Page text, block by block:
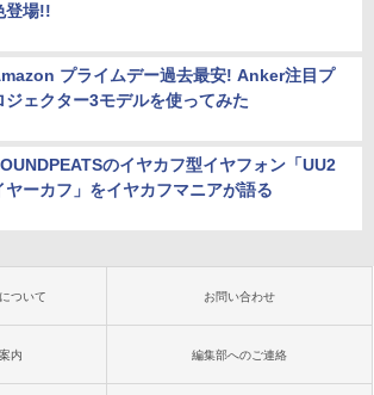
登場!!
プライムデー過去最安! Anker注目プ
ジェクター3モデルを使ってみた
のイヤカフ型イヤフォン「UU2
ヤーカフ」をイヤカフマニアが語る
ついて お問い合わせ
内 編集部へのご連絡